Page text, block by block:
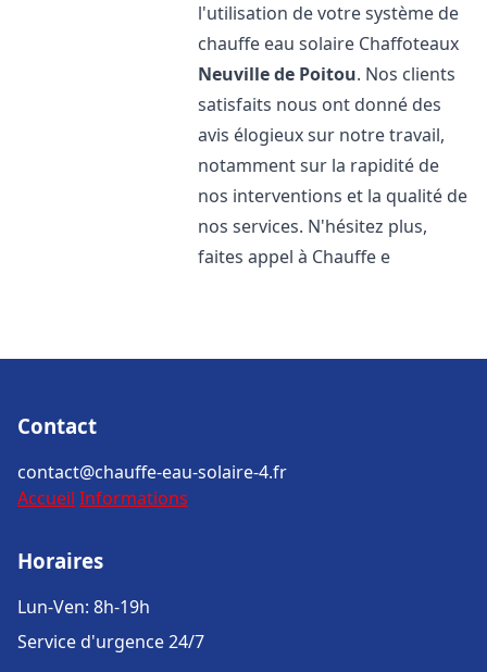
l'utilisation de votre système de
chauffe eau solaire Chaffoteaux
Neuville de Poitou. Nos clients
satisfaits nous ont donné des
avis élogieux sur notre travail,
notamment sur la rapidité de
nos interventions et la qualité de
nos services. N'hésitez plus,
faites appel à Chauffe e
Contact
contact@chauffe-eau-solaire-4.fr
Accueil Informations
Horaires
Lun-Ven: 8h-19h
Service d'urgence 24/7